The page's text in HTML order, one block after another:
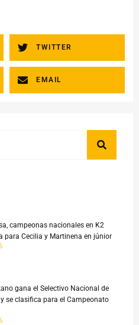
TWITTER
EMAIL
campeonas nacionales en K2
para Cecilia y Martinena en júnior
gana el Selectivo Nacional de
se clasifica para el Campeonato